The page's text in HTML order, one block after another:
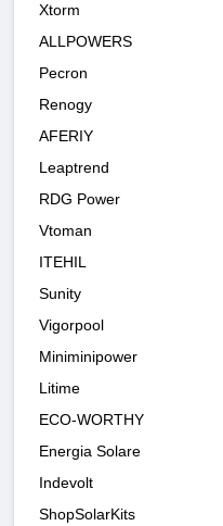
Xtorm
ALLPOWERS
Pecron
Renogy
AFERIY
Leaptrend
RDG Power
Vtoman
ITEHIL
Sunity
Vigorpool
Miniminipower
Litime
ECO-WORTHY
Energia Solare
Indevolt
ShopSolarKits